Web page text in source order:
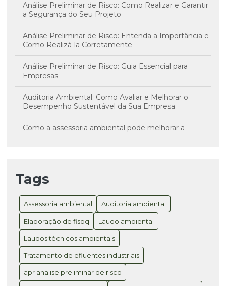
Análise Preliminar de Risco: Como Realizar e Garantir
a Segurança do Seu Projeto
Análise Preliminar de Risco: Entenda a Importância e
Como Realizá-la Corretamente
Análise Preliminar de Risco: Guia Essencial para
Empresas
Auditoria Ambiental: Como Avaliar e Melhorar o
Desempenho Sustentável da Sua Empresa
Como a assessoria ambiental pode melhorar a
sustentabilidade e a conformidade da sua empresa
Consultoria Ambiental SC é Essencial para
Sustentabilidade e Conformidade Legal
Consultoria Registro ANVISA para Produtos: Como
Garantir a Conformidade e Agilidade no Processo
Consultoria Registro ANVISA: Como Garantir a
Aprovação do Seu Produto com Sucesso
Divulgação no novo trabalho disponibilizado pela
Tags
Assessoria ambiental Auditoria ambiental
Elaboração de fispq Laudo ambiental
Laudos técnicos ambientais
Tratamento de efluentes industriais
apr analise preliminar de risco